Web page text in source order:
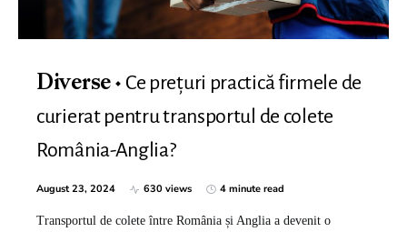
Diverse
Ce prețuri practică firmele de
curierat pentru transportul de colete
România-Anglia?
August 23, 2024 630 views 4 minute read
Transportul de colete între România și Anglia a devenit o